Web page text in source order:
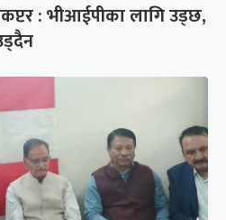
: भीआईपीका लागि उड्छ,